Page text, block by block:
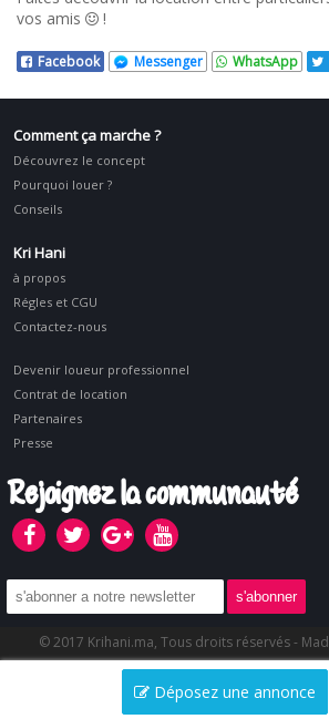
Déposez une annonce
vos amis
!
Facebook Messenger WhatsApp
Comment ça marche ?
Découvrez le concept
Pourquoi louer ?
Conseils
Kri Hani
à propos
Régles et CGU
Contactez-nous
Devenir loueur professionnel
Contrat de location
Partenaires
Presse
Rejoignez la communauté
© 2017 Krihani.ma, Tous droits réservés -